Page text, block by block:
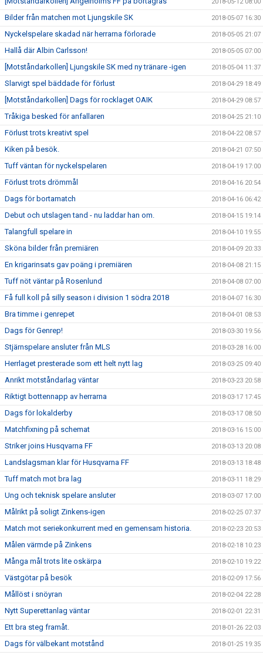
Bilder från matchen mot Ljungskile SK 2018-05-07 16:30
Nyckelspelare skadad när herrarna förlorade 2018-05-05 21:07
Hallå där Albin Carlsson! 2018-05-05 07:00
[Motståndarkollen] Ljungskile SK med ny tränare -igen 2018-05-04 11:37
Slarvigt spel bäddade för förlust 2018-04-29 18:49
[Motståndarkollen] Dags för rocklaget OAIK 2018-04-29 08:57
Tråkiga besked för anfallaren 2018-04-25 21:10
Förlust trots kreativt spel 2018-04-22 08:57
Kiken på besök. 2018-04-21 07:50
Tuff väntan för nyckelspelaren 2018-04-19 17:00
Förlust trots drömmål 2018-04-16 20:54
Dags för bortamatch 2018-04-16 06:42
Debut och utslagen tand - nu laddar han om. 2018-04-15 19:14
Talangfull spelare in 2018-04-10 19:55
Sköna bilder från premiären 2018-04-09 20:33
En krigarinsats gav poäng i premiären 2018-04-08 21:15
Tuff nöt väntar på Rosenlund 2018-04-08 07:00
Få full koll på silly season i division 1 södra 2018 2018-04-07 16:30
Bra timme i genrepet 2018-04-01 08:53
Dags för Genrep! 2018-03-30 19:56
Stjärnspelare ansluter från MLS 2018-03-28 16:00
Herrlaget presterade som ett helt nytt lag 2018-03-25 09:40
Anrikt motståndarlag väntar 2018-03-23 20:58
Riktigt bottennapp av herrarna 2018-03-17 17:45
Dags för lokalderby 2018-03-17 08:50
Matchfixning på schemat 2018-03-16 15:00
Striker joins Husqvarna FF 2018-03-13 20:08
Landslagsman klar för Husqvarna FF 2018-03-13 18:48
Tuff match mot bra lag 2018-03-11 18:29
Ung och teknisk spelare ansluter 2018-03-07 17:00
Målrikt på soligt Zinkens-igen 2018-02-25 07:37
Match mot seriekonkurrent med en gemensam historia. 2018-02-23 20:53
Målen värmde på Zinkens 2018-02-18 10:23
Många mål trots lite oskärpa 2018-02-10 19:22
Västgötar på besök 2018-02-09 17:56
Mållöst i snöyran 2018-02-04 22:28
Nytt Superettanlag väntar 2018-02-01 22:31
Ett bra steg framåt. 2018-01-26 22:03
Dags för välbekant motstånd 2018-01-25 19:35